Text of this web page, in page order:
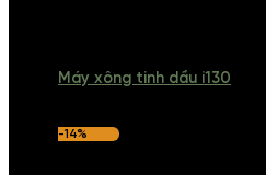
Máy xông tinh dầu i130
-14%